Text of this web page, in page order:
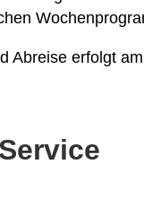
Abreise erfolgt